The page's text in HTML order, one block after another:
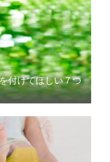
付けてほしい７つ